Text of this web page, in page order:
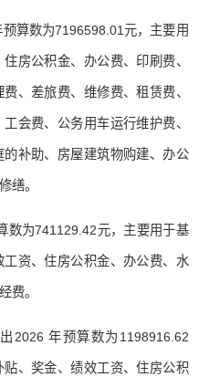
算数为7196598.01元，主要用
房公积金、办公费、印刷费、
、差旅费、维修费、租赁费、
会费、公务用车运行维护费、
补助、房屋建筑物购建、办公
缮。
数为741129.42元，主要用于基
资、住房公积金、办公费、水
费。
2026 年预算数为1198916.62
、奖金、绩效工资、住房公积